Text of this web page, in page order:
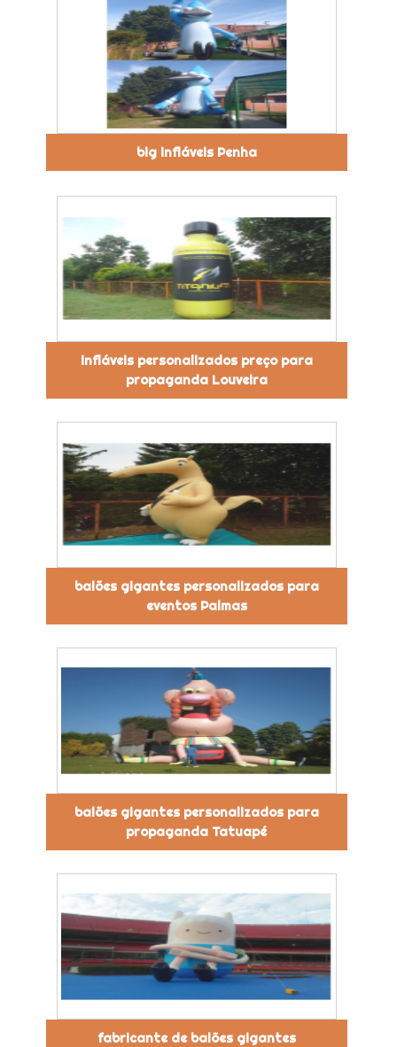
big infláveis Penha
infláveis personalizados preço para
propaganda Louveira
balões gigantes personalizados para
eventos Palmas
balões gigantes personalizados para
propaganda Tatuapé
fabricante de balões gigantes